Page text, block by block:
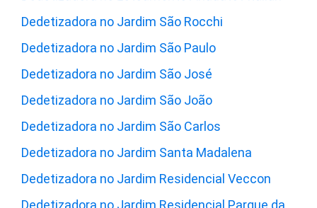
Dedetizadora no Jardim São Rocchi
Dedetizadora no Jardim São Paulo
Dedetizadora no Jardim São José
Dedetizadora no Jardim São João
Dedetizadora no Jardim São Carlos
Dedetizadora no Jardim Santa Madalena
Dedetizadora no Jardim Residencial Veccon
Dedetizadora no Jardim Residencial Parque da